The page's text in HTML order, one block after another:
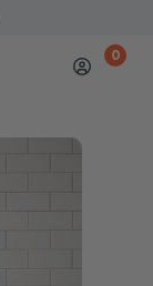
Mijn 0